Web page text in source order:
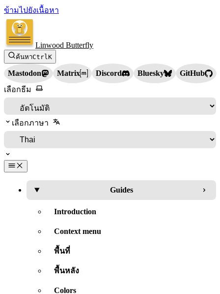
ข้ามไปยังเนื้อหา
Linwood Butterfly
ค้นหาCtrlK
Mastodon Matrix Discord Bluesky
GitHub
เลือกธีม
เลือกภาษา
Guides
Introduction
Context menu
พื้นที่
พื้นหลัง
Colors